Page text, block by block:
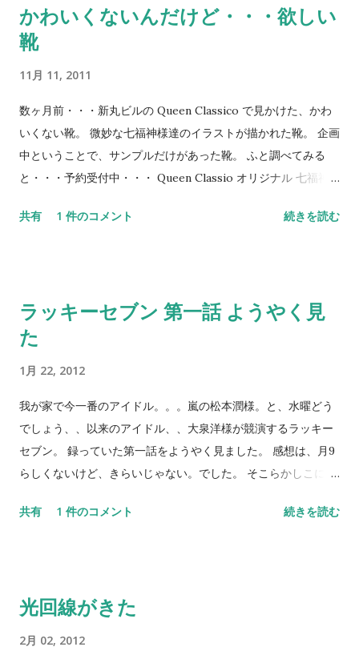
かわいくないんだけど・・・欲しい
靴
11月 11, 2011
数ヶ月前・・・新丸ビルの Queen Classico で見かけた、かわ
いくない靴。 微妙な七福神様達のイラストが描かれた靴。 企画
中ということで、サンプルだけがあった靴。 ふと調べてみる
と・・・予約受付中・・・ Queen Classio オリジナル 七福神
り・・・微妙なのに・・・くすぐられる。
共有 1 件のコメント 続きを読む
ラッキーセブン 第一話 ようやく見
た
1月 22, 2012
我が家で今一番のアイドル。。。嵐の松本潤様。と、水曜どう
でしょう、、以来のアイドル、、大泉洋様が競演するラッキー
セブン。 録っていた第一話をようやく見ました。 感想は、月9
らしくないけど、きらいじゃない。でした。 そこらかしこに見
い殴り合いシーン。あんだけ、松潤を殴られ役にしたドラマは
は、さめてるようでちょい熱血な男の子がどういう探偵になっ
共有 1 件のコメント 続きを読む
光回線がきた
2月 02, 2012